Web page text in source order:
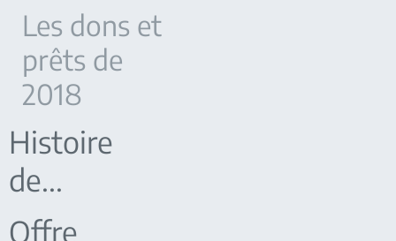
Les dons et
prêts de
2018
Histoire
de...
Offre